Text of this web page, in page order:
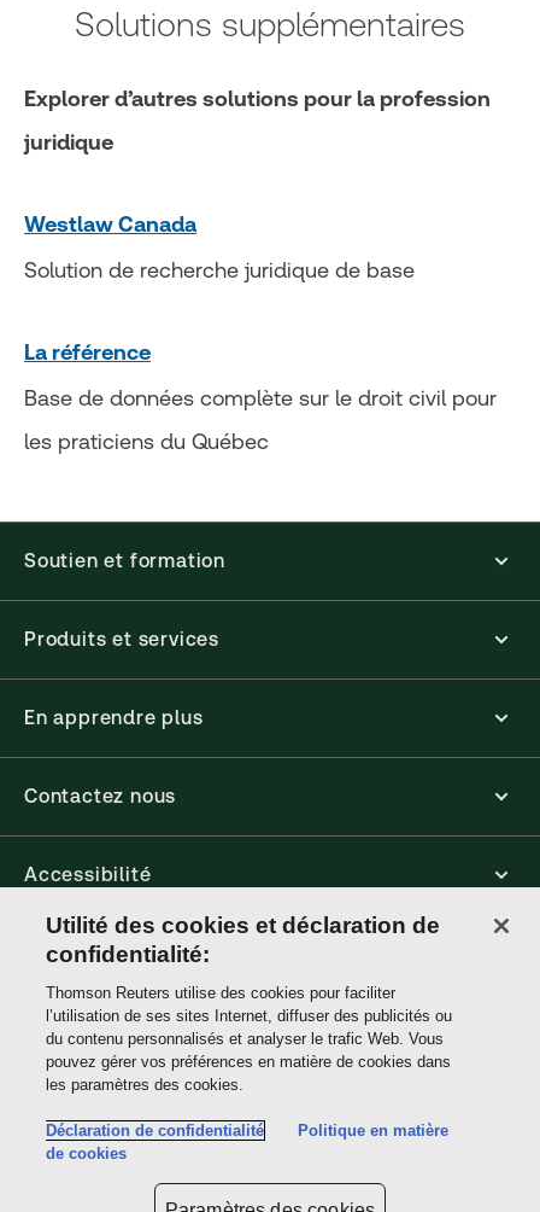
Solutions supplémentaires
Explorer d’autres solutions pour la profession
juridique
Westlaw Canada
Solution de recherche juridique de base
La référence
Base de données complète sur le droit civil pour
les praticiens du Québec
Soutien et formation
Produits et services
En apprendre plus
Contactez nous
Accessibilité
Connect
Thomson
Reuters
Ne pas vendre ou partager mes informations personnelles et limiter
Utilité des cookies et déclaration de
confidentialité:
Thomson Reuters utilise des cookies pour faciliter
l’utilisation de ses sites Internet, diffuser des publicités ou
du contenu personnalisés et analyser le trafic Web. Vous
pouvez gérer vos préférences en matière de cookies dans
les paramètres des cookies.
Déclaration de confidentialité
Politique en matière
de cookies